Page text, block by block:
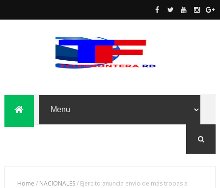
Home / NACIONALES/ Ejército anuncia envío de más tropas a